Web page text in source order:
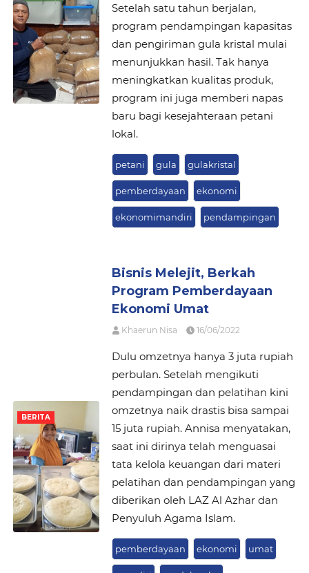
Setelah satu tahun berjalan,
program pendampingan kapasitas
dan pengiriman gula kristal mulai
menunjukkan hasil. Tak hanya
meningkatkan kualitas produk,
program ini juga memberi napas
baru bagi kesejahteraan petani
lokal.
petani gula gulakristal
pemberdayaan ekonomi
ekonomimandiri pendampingan
BERITA
Bisnis Melejit, Berkah
Program Pemberdayaan
Ekonomi Umat
Khaerun Nisa 16/06/2022
Dulu omzetnya hanya 3 juta rupiah
perbulan. Setelah mengikuti
pendampingan dan pelatihan kini
omzetnya naik drastis bisa sampai
15 juta rupiah. Annisa menyatakan,
saat ini dirinya telah menguasai
tata kelola keuangan dari materi
pelatihan dan pendampingan yang
diberikan oleh LAZ Al Azhar dan
Penyuluh Agama Islam.
pemberdayaan ekonomi umat